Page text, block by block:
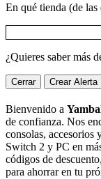
En qué tienda (de
¿Quieres saber más
Cerrar Crear Alerta
Bienvenido a
de confianza. Nos
consolas,
Switch 2 y PC en
códigos de
para ahorrar en tu